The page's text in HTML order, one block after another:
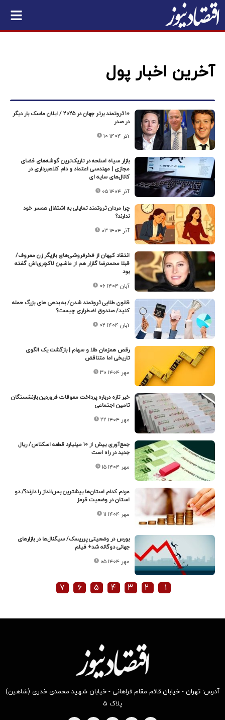
آخرین اخبار پول
۱۰ ثروتمند برتر جهان در ۲۰۲۵ / ایلان ماسک بار دیگر
در صدر
۱۰ آذر ۱۴۰۴
بازار سیاه اسلحه در تاریک‌ترین گوشه‌های فضای
مجازی | مهندسی اعتماد و دام کلاهبرداری در
کانال‌های سایه ای
۰۵ آذر ۱۴۰۴
چرا مردان ثروتمند تمایلی به اشتغال همسر خود
ندارند؟
۰۳ آذر ۱۴۰۴
انتقاد کیهان از فخرفروشی‌های بازیگر زن معروف/
قبلا محمدرضا گلزار هم از ماشین لاکچری‌اش گفته
بود
۰۶ آبان ۱۴۰۴
قانون طلایی ثروتمند شدن/ به بدهی های بزرگ حمله
کنید/ صندوق اضطراری چیست؟
۰۲ آبان ۱۴۰۴
رقص همزمان طلا و سهام | بازگشت یک الگوی
تاریخی اما متناقض
۳۰ مهر ۱۴۰۴
خبر تازه درباره پرداخت معوقات فروردین بازنشستگان
تامین اجتماعی
۲۲ مهر ۱۴۰۴
جمع‌آوری بیش از ۱۰ میلیارد قطعه اسکناس/ ریال
جدید در راه است
۱۵ مهر ۱۴۰۴
مردم کدام استان‌ها بیشترین پس‌انداز را دارند؟/ دو
استان در وضعیت قرمز
۱۱ مهر ۱۴۰۴
بورس در وضعیتی پرریسک/ سیگنال‌ها در بازارهای
جهانی دوگانه شد+ فیلم
۰۵ مهر ۱۴۰۴
۱ ۲ ۳ ۴ ۵ ۶ ۷
آدرس: تهران - خیابان قائم مقام فراهانی - خیابان شهید محمدی خدری (شاهین)
پلاک ۵